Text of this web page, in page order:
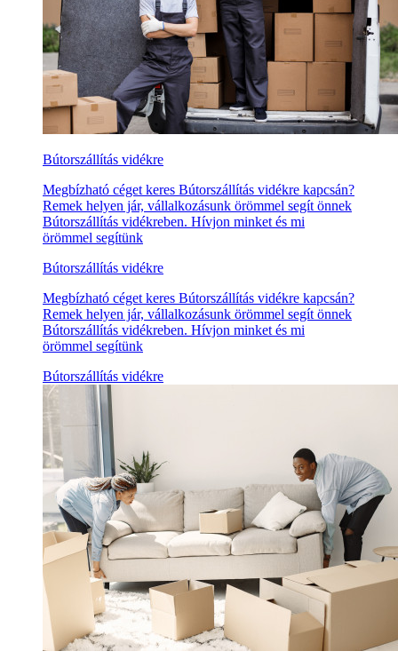
Bútorszállítás vidékre
Megbízható céget keres Bútorszállítás vidékre kapcsán?
Remek helyen jár, vállalkozásunk örömmel segít önnek
Bútorszállítás vidékreben. Hívjon minket és mi
örömmel segítünk
Bútorszállítás vidékre
Megbízható céget keres Bútorszállítás vidékre kapcsán?
Remek helyen jár, vállalkozásunk örömmel segít önnek
Bútorszállítás vidékreben. Hívjon minket és mi
örömmel segítünk
Bútorszállítás vidékre